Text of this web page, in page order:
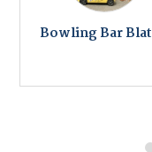
Bowling Bar